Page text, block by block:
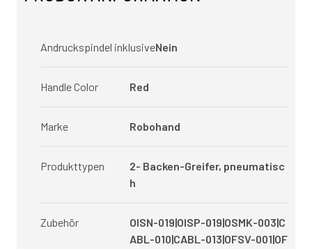
Andruckspindel inklusiveNein
Handle Color Red
Marke Robohand
Produkttypen
2- Backen-Greifer, pneumatisc
h
Zubehör
OISN-019|OISP-019|OSMK-003|C
ABL-010|CABL-013|OFSV-001|OF